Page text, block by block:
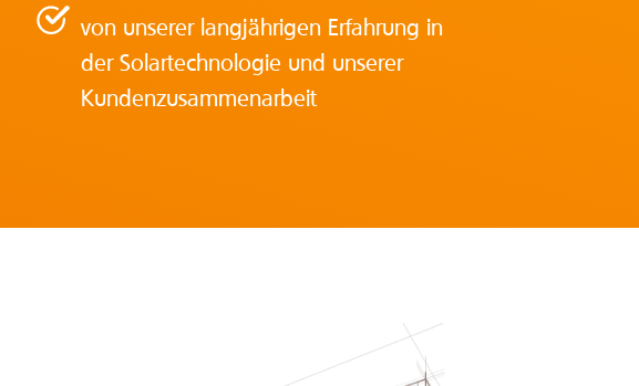
von unserer langjährigen Erfahrung in
der Solartechnologie und unserer
Kundenzusammenarbeit